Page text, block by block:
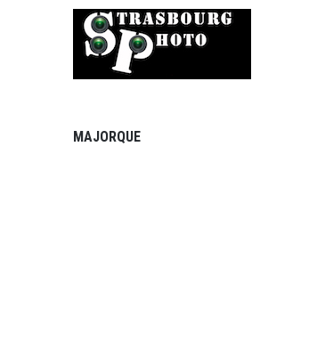
MAJORQUE